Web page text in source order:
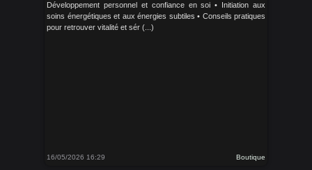
Développement personnel et confiance en soi • Initiation aux
soins énergétiques et aux énergies subtiles • Conseils pratiques
pour retrouver vitalité et sér (...)
16/05/2026 16:29 Boutique